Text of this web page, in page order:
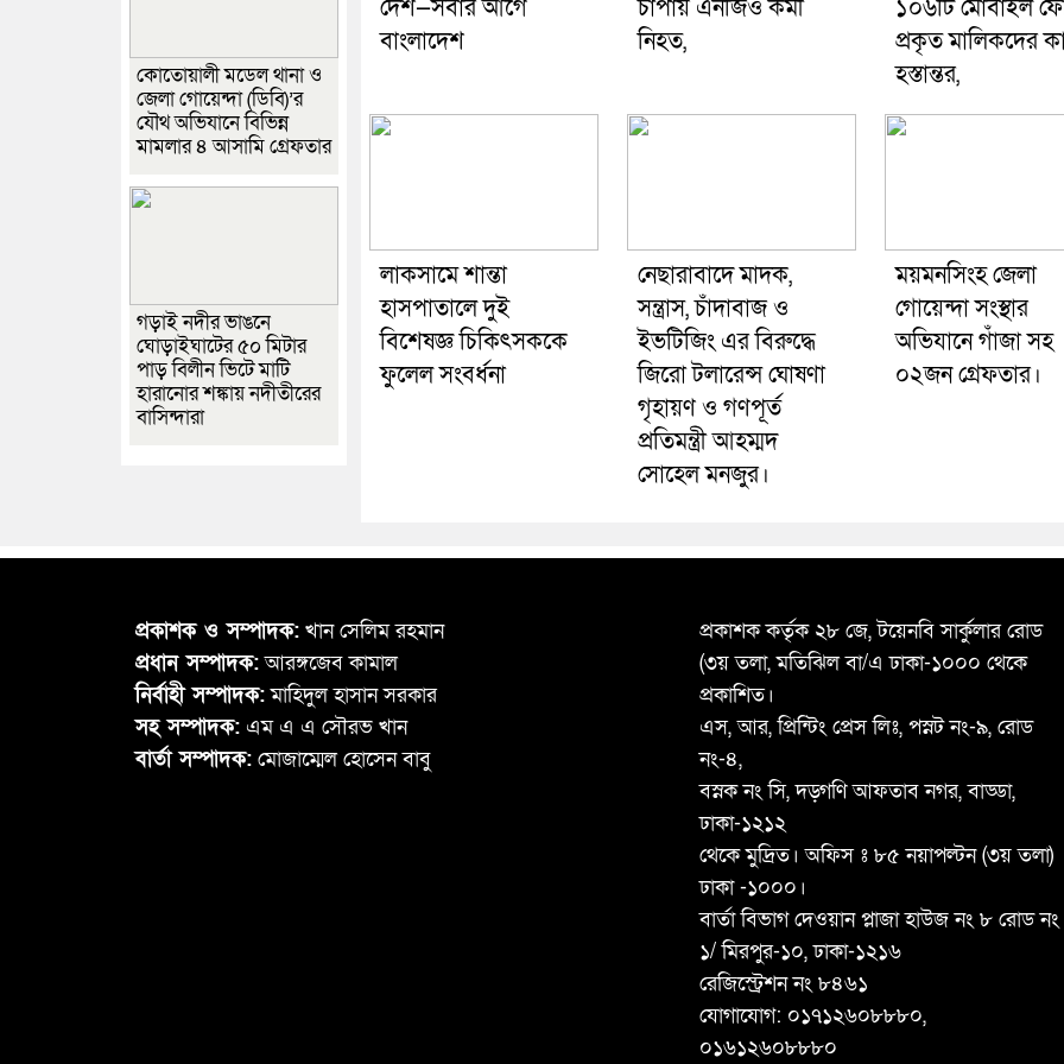
দেশ—সবার আগে
বাংলাদেশ
চাপায় এনজিও কর্মী
নিহত,
১০৬টি মোবাইল
প্রকৃত মালিকদের
হস্তান্তর,
লাকসামে শান্তা
হাসপাতালে দুই
বিশেষজ্ঞ চিকিৎসককে
ফুলেল সংবর্ধনা
নেছারাবাদে মাদক,
সন্ত্রাস, চাঁদাবাজ ও
ইভটিজিং এর বিরুদ্ধে
জিরো টলারেন্স ঘোষণা
গৃহায়ণ ও গণপূর্ত
প্রতিমন্ত্রী আহম্মদ
সোহেল মনজুর।
ময়মনসিংহ জেলা
গোয়েন্দা সংস্থার
অভিযানে গাঁজা সহ
০২জন গ্রেফতার।
কোতোয়ালী মডেল থানা ও
জেলা গোয়েন্দা (ডিবি)’র
যৌথ অভিযানে বিভিন্ন
মামলার ৪ আসামি গ্রেফতার
গড়াই নদীর ভাঙনে
ঘোড়াইঘাটের ৫০ মিটার
পাড় বিলীন ভিটে মাটি
হারানোর শঙ্কায় নদীতীরের
বাসিন্দারা
প্রকাশক ও সম্পাদক: খান সেলিম রহমান
প্রধান সম্পাদক:আরঙ্গজেব কামাল
নির্বাহী সম্পাদক:মাহিদুল হাসান সরকার
সহ সম্পাদক: এম এ এ সৌরভ খান
বার্তা সম্পাদক: মোজাম্মেল হোসেন বাবু
প্রকাশক কর্তৃক ২৮ জে, টয়েনবি সার্কুলার রোড
(৩য় তলা, মতিঝিল বা/এ ঢাকা-১০০০ থেকে
প্রকাশিত।
এস, আর, প্রিন্টিং প্রেস লিঃ, পস্নট নং-৯, রোড
নং-৪,
বস্নক নং সি, দড়্গণি আফতাব নগর, বাড্ডা,
ঢাকা-১২১২
থেকে মুদ্রিত। অফিস ঃ ৮৫ নয়াপল্টন (৩য় তলা)
ঢাকা -১০০০।
বার্তা বিভাগ দেওয়ান প্লাজা হাউজ নং ৮ রোড নং
১/ মিরপুর-১০, ঢাকা-১২১৬
রেজিস্ট্রেশন নং ৮৪৬১
যোগাযোগ: ০১৭১২৬০৮৮৮০,
০১৬১২৬০৮৮৮০